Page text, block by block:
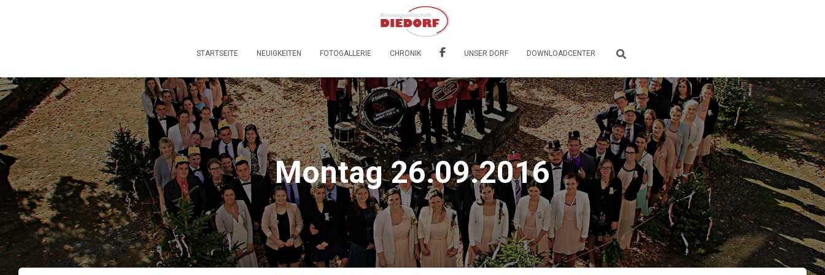
STARTSEITE NEUIGKEITEN FOTOGALLERIE CHRONIK UNSER DORF DOWNLOADCENTER
Montag 26.09.2016